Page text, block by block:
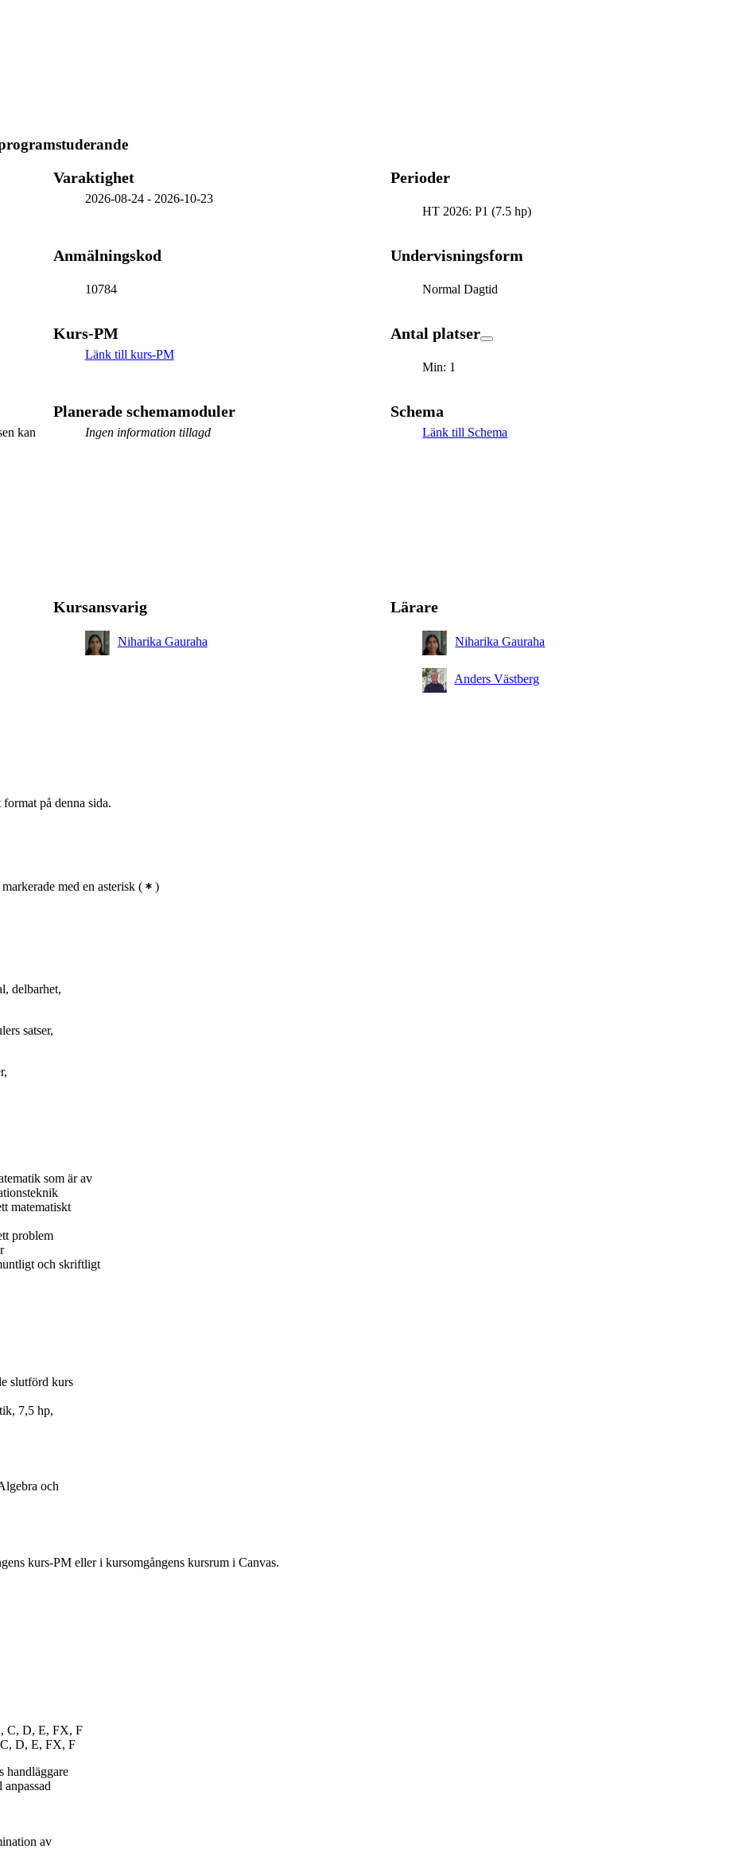
Varaktighet
2026-08-24- 2026-10-23
Perioder
HT 2026: P1 (7.5 hp)
Anmälningskod
10784
Undervisningsform
Normal Dagtid
Kurs-PM
Länk till kurs-PM
Antal platser
Min: 1
kan
Planerade schemamoduler
Ingen information tillagd
Schema
Länk till Schema
Kursansvarig
Niharika Gauraha
Lärare
Niharika Gauraha
Anders Västberg
på denna sida.
med en asterisk ( )
delbarhet,
satser,
som är av
matematiskt
problem
och skriftligt
slutförd kurs
7,5 hp,
och
kurs-PM eller i kursomgångens kursrum i Canvas.
C, D, E, FX, F
D, E, FX, F
handläggare
av